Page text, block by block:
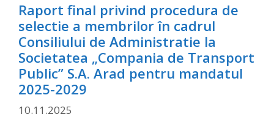
Raport final privind procedura de
selectie a membrilor în cadrul
Consiliului de Administratie la
Societatea „Compania de Transport
Public” S.A. Arad pentru mandatul
2025-2029
10.11.2025